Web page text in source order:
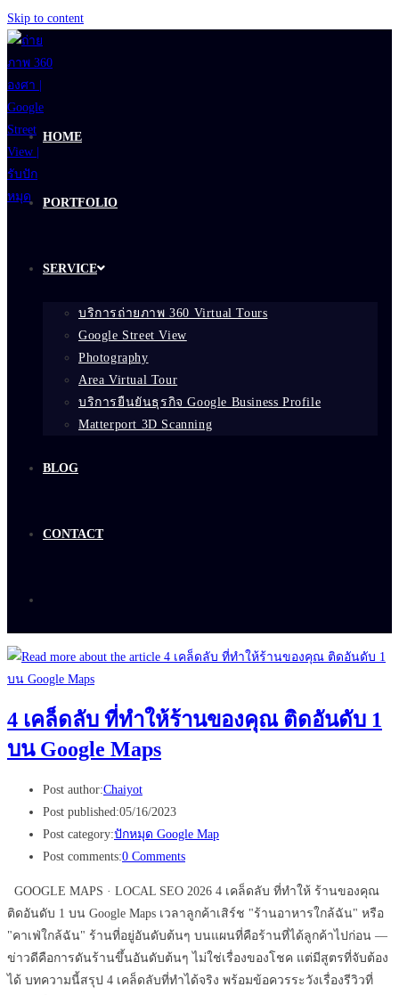
Skip to content
HOME
PORTFOLIO
SERVICE
บริการถ่ายภาพ 360 Virtual Tours
Google Street View
Photography
Area Virtual Tour
บริการยืนยันธุรกิจ Google Business Profile
Matterport 3D Scanning
BLOG
CONTACT
4 เคล็ดลับ ที่ทำให้ร้านของคุณ ติดอันดับ 1
บน Google Maps
Post author:Chaiyot
Post published:05/16/2023
Post category:ปักหมุด Google Map
Post comments:0 Comments
GOOGLE MAPS · LOCAL SEO 2026 4 เคล็ดลับ ที่ทำให้ ร้านของคุณ
ติดอันดับ 1 บน Google Maps เวลาลูกค้าเสิร์ช "ร้านอาหารใกล้ฉัน" หรือ
"คาเฟ่ใกล้ฉัน" ร้านที่อยู่อันดับต้นๆ บนแผนที่คือร้านที่ได้ลูกค้าไปก่อน —
ข่าวดีคือการดันร้านขึ้นอันดับต้นๆ ไม่ใช่เรื่องของโชค แต่มีสูตรที่จับต้อง
ได้ บทความนี้สรุป 4 เคล็ดลับที่ทำได้จริง พร้อมข้อควรระวังเรื่องรีวิวที่